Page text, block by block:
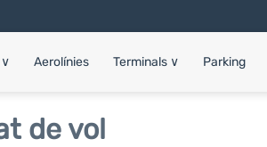
∨ Aerolínies Terminals ∨ Parking
de vol